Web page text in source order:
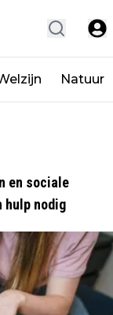
Natuur
en sociale
hulp nodig